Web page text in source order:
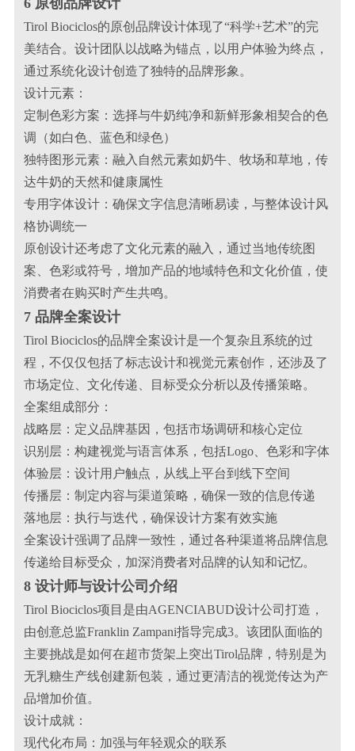
6 原创品牌设计
Tirol Biociclos的原创品牌设计体现了“科学+艺术”的完
美结合。设计团队以战略为锚点，以用户体验为终点，
通过系统化设计创造了独特的品牌形象。
设计元素：
定制色彩方案：选择与牛奶纯净和新鲜形象相契合的色
调（如白色、蓝色和绿色）
独特图形元素：融入自然元素如奶牛、牧场和草地，传
达牛奶的天然和健康属性
专用字体设计：确保文字信息清晰易读，与整体设计风
格协调统一
原创设计还考虑了文化元素的融入，通过当地传统图
案、色彩或符号，增加产品的地域特色和文化价值，使
消费者在购买时产生共鸣。
7 品牌全案设计
Tirol Biociclos的品牌全案设计是一个复杂且系统的过
程，不仅仅包括了标志设计和视觉元素创作，还涉及了
市场定位、文化传递、目标受众分析以及传播策略。
全案组成部分：
战略层：定义品牌基因，包括市场调研和核心定位
识别层：构建视觉与语言体系，包括Logo、色彩和字体
体验层：设计用户触点，从线上平台到线下空间
传播层：制定内容与渠道策略，确保一致的信息传递
落地层：执行与迭代，确保设计方案有效实施
全案设计强调了品牌一致性，通过各种渠道将品牌信息
传递给目标受众，加深消费者对品牌的认知和记忆。
8 设计师与设计公司介绍
Tirol Biociclos项目是由AGENCIABUD设计公司打造，
由创意总监Franklin Zampani指导完成3。该团队面临的
主要挑战是如何在超市货架上突出Tirol品牌，特别是为
无乳糖生产线创建新包装，通过更清洁的视觉传达为产
品增加价值。
设计成就：
现代化布局：加强与年轻观众的联系